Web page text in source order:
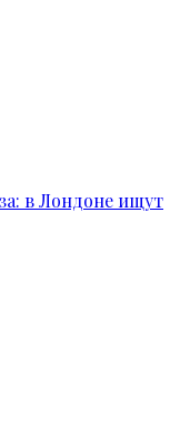
в Лондоне ищут